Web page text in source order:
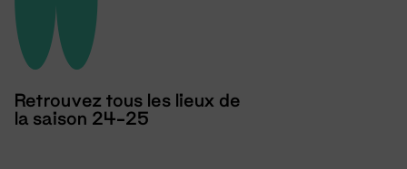
Retrouvez tous les lieux de
la saison 24-25